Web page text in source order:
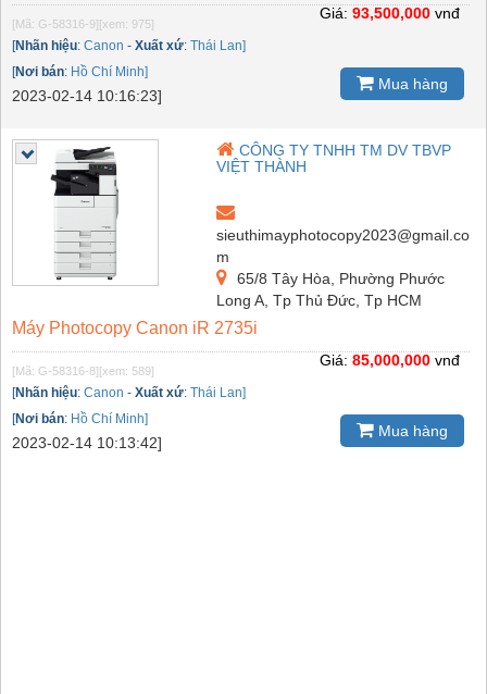
[Mã: G-58316-9] [xem: 975]
[Nhãn hiệu: Canon - Xuất xứ: Thái Lan]
[Nơi bán: Hồ Chí Minh]
2023-02-14 10:16:23]
Giá: 93,500,000 vnđ
Mua hàng
CÔNG TY TNHH TM DV TBVP
VIỆT THÀNH
sieuthimayphotocopy2023@gmail.co
m
65/8 Tây Hòa, Phường Phước
Long A, Tp Thủ Đức, Tp HCM
Máy Photocopy Canon iR 2735i
[Mã: G-58316-8] [xem: 589]
[Nhãn hiệu: Canon - Xuất xứ: Thái Lan]
[Nơi bán: Hồ Chí Minh]
2023-02-14 10:13:42]
Giá: 85,000,000 vnđ
Mua hàng